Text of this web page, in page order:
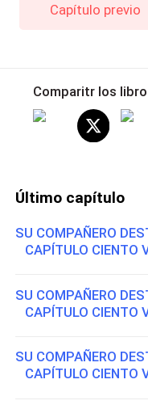
Capítulo previo
Comparitr los
Último capítulo
SU COMPAÑERO
CAPÍTULO CIENTO
SU COMPAÑERO
CAPÍTULO CIENTO
SU COMPAÑERO
CAPÍTULO CIENTO